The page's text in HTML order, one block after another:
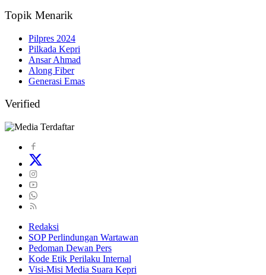
Topik Menarik
Pilpres 2024
Pilkada Kepri
Ansar Ahmad
Along Fiber
Generasi Emas
Verified
Redaksi
SOP Perlindungan Wartawan
Pedoman Dewan Pers
Kode Etik Perilaku Internal
Visi-Misi Media Suara Kepri